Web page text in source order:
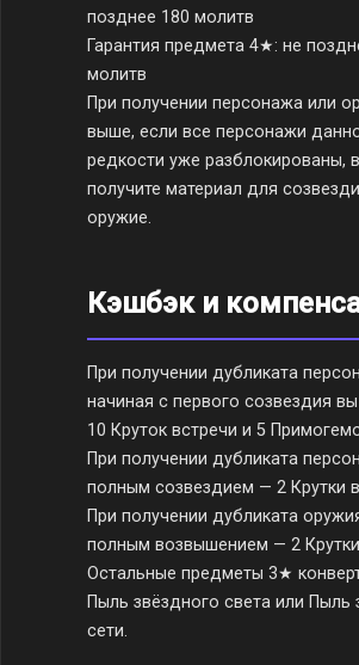
позднее 180 молитв
Гарантия предмета 4★: не
молитв
При получении персонажа или
выше, если все персонажи
редкости уже разблокированы,
получите материал для
оружие.
Кэшбэк и
При получении дубликата
начиная с первого созвездия
10 Круток встречи и 5
При получении дубликата
полным созвездием — 2 Крутки
При получении дубликата
полным возвышением — 2 Крутки
Остальные предметы 3★
Пыль звёздного света или Пыль
сети.